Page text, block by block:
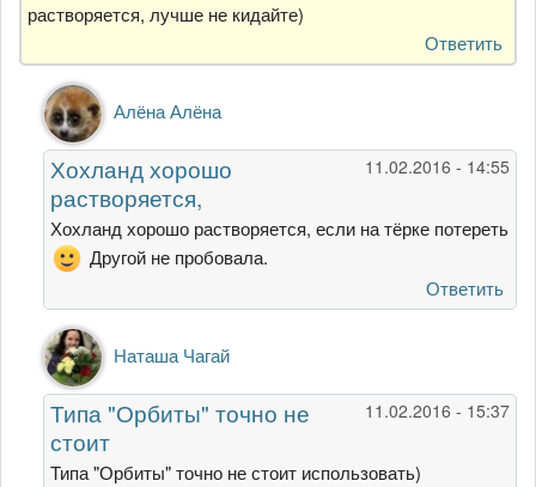
растворяется, лучше не кидайте)
Ответить
Ответ
на
Очень
вкусно)
Этот
суп
может
от
Алёна Алёна
11.02.2016 - 14:55
Хохланд хорошо
растворяется,
Хохланд хорошо растворяется, если на тёрке потереть
Другой не пробовала.
Ответить
Ответ
на
Очень
вкусно)
Этот
суп
Наташа Чагай
11.02.2016 - 15:37
Типа "Орбиты" точно не
стоит
Типа "Орбиты" точно не стоит использовать)